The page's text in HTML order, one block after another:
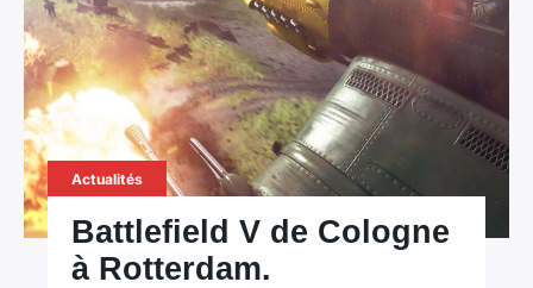
Actualités
Battlefield V de Cologne
à Rotterdam.